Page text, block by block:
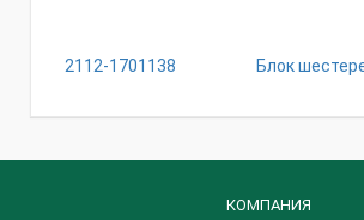
2112-1701138 Блок
КОМПАНИЯ